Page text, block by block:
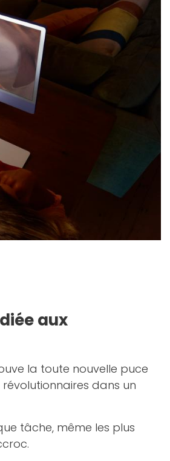
aux
la toute nouvelle puce
dans un
tâche, même les plus